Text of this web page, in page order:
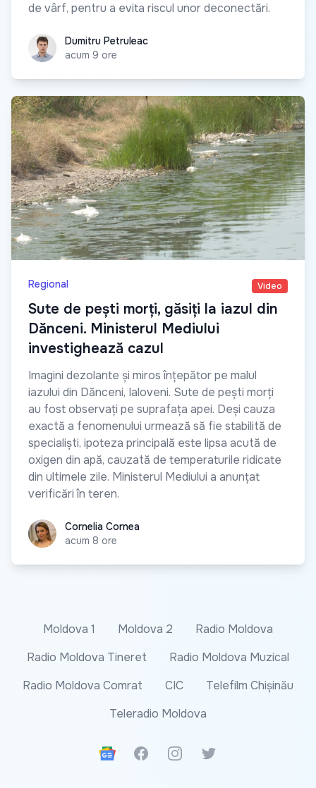
de vârf, pentru a evita riscul unor deconectări.
Dumitru Petruleac
Dumitru Petruleac
acum 9 ore
Regional Video
Sute de pești morți, găsiți la iazul din
Dănceni. Ministerul Mediului
investighează cazul
Imagini dezolante și miros înțepător pe malul
iazului din Dănceni, Ialoveni. Sute de pești morți
au fost observați pe suprafața apei. Deși cauza
exactă a fenomenului urmează să fie stabilită de
specialiști, ipoteza principală este lipsa acută de
oxigen din apă, cauzată de temperaturile ridicate
din ultimele zile. Ministerul Mediului a anunțat
verificări în teren.
Cornelia Cornea
Cornelia Cornea
acum 8 ore
Moldova 1 Moldova 2
Radio Moldova
Radio Moldova Tineret
Radio Moldova Muzical
Radio Moldova Comrat
CIC
Telefilm Chișinău
Teleradio Moldova
Google News
FacebookInstagramTwitter